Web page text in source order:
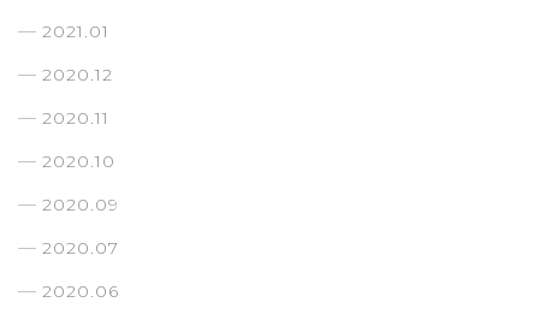
2021.01
2020.12
2020.11
2020.10
2020.09
2020.07
2020.06